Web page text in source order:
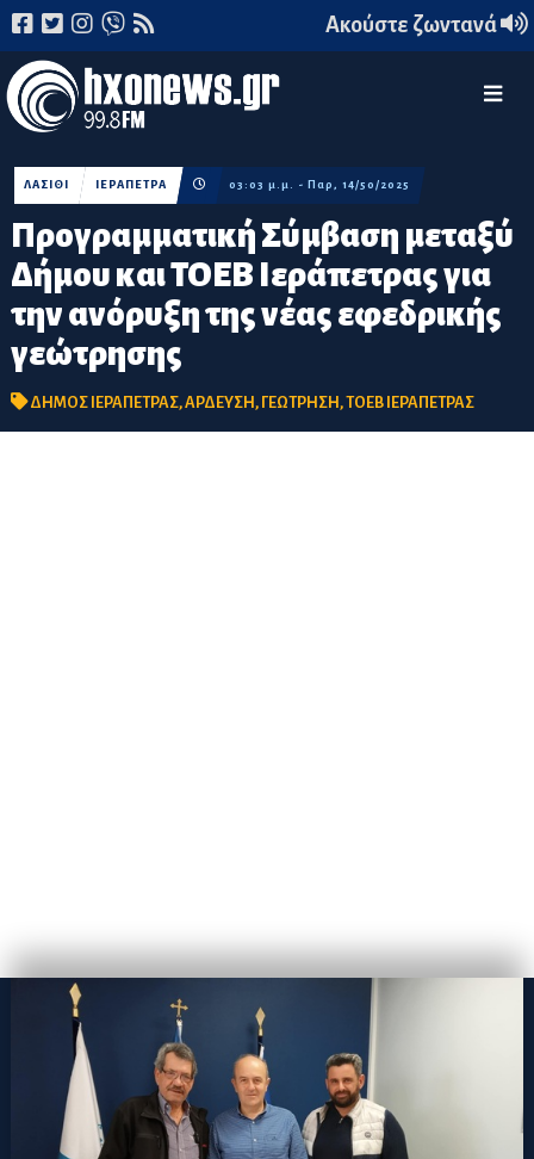
Ακούστε ζωντανά
Προγραμματική Σύμβαση μεταξύ
Δήμου και ΤΟΕΒ Ιεράπετρας για
την ανόρυξη της νέας εφεδρικής
γεώτρησης
ΛΑΣΙΘΙ ΙΕΡΑΠΕΤΡΑ 03:03 μ.μ. - Παρ, 14/50/2025
ΔΗΜΟΣ ΙΕΡΑΠΕΤΡΑΣ,ΑΡΔΕΥΣΗ, ΓΕΩΤΡΗΣΗ,ΤΟΕΒ ΙΕΡΑΠΕΤΡΑΣ